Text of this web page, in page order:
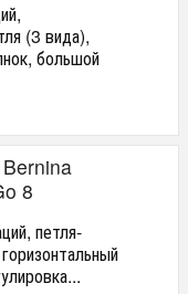
(3 вида),
большой
Bernina
8
петля-